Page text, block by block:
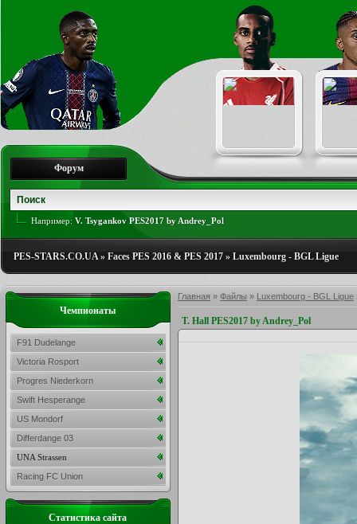
Форум
Например: V. Tsygankov PES2017 by Andrey_Pol
PES-STARS.CO.UA» Faces PES 2016 & PES 2017 » Luxembourg - BGL Ligue
Главная » Файлы » Luxembourg - BGL Ligue
T. Hall PES2017 by Andrey_Pol
Чемпионаты
F91 Dudelange
Victoria Rosport
Progres Niederkorn
Swift Hesperange
US Mondorf
Differdange 03
UNA Strassen
Racing FC Union
Статистика сайта